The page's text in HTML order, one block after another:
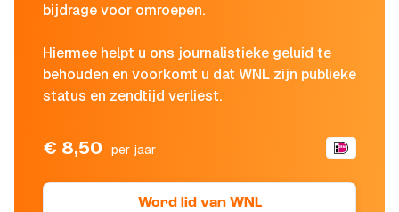
bijdrage voor omroepen.
Hiermee helpt u ons journalistieke geluid te
behouden en voorkomt u dat WNL zijn publieke
status en zendtijd verliest.
€ 8,50 per jaar
Word lid van WNL